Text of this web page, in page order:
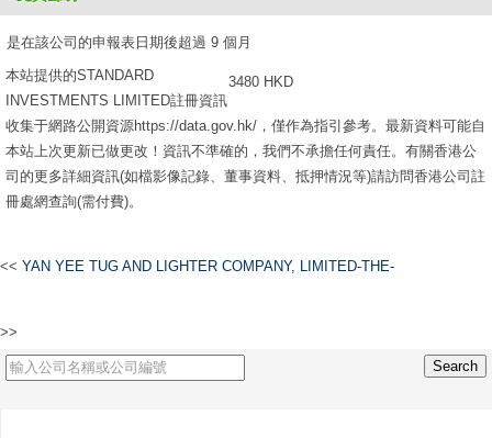
是在該公司的申報表日期後超過 9 個月
3480 HKD
本站提供的STANDARD
INVESTMENTS LIMITED註冊資訊
收集于網路公開資源https://data.gov.hk/，僅作為指引參考。最新資料可能自
本站上次更新已做更改！資訊不準確的，我們不承擔任何責任。有關香港公
司的更多詳細資訊(如檔影像記錄、董事資料、抵押情況等)請訪問香港公司註
冊處網查詢(需付費)。
<< YAN YEE TUG AND LIGHTER COMPANY, LIMITED-THE-
>>